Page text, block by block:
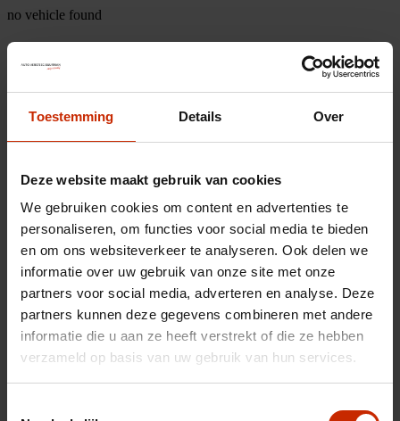
Toestemming Details Over
Deze website maakt gebruik van cookies
We gebruiken cookies om content en advertenties te
personaliseren, om functies voor social media te bieden
en om ons websiteverkeer te analyseren. Ook delen we
informatie over uw gebruik van onze site met onze
partners voor social media, adverteren en analyse. Deze
partners kunnen deze gegevens combineren met andere
informatie die u aan ze heeft verstrekt of die ze hebben
verzameld op basis van uw gebruik van hun services.
no vehicle found